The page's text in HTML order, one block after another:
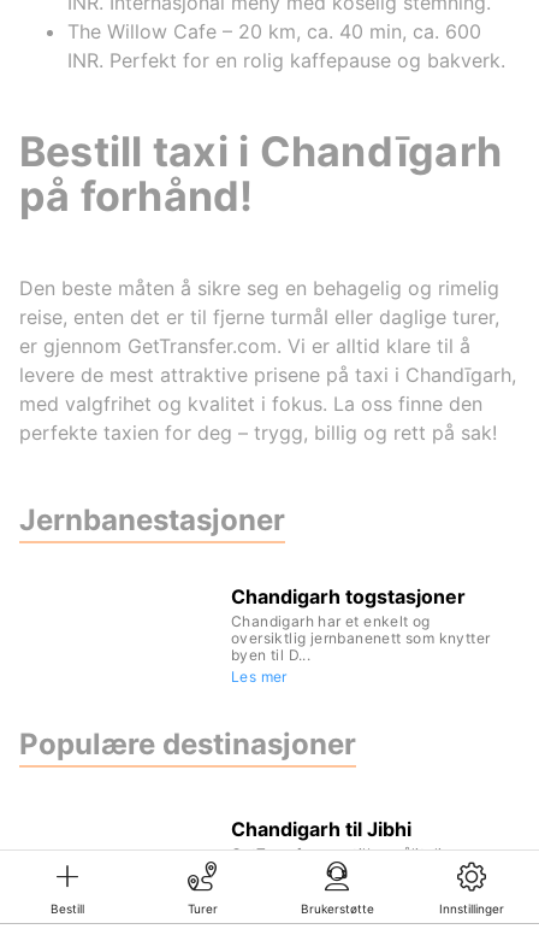
Bestill Turer Brukerstøtte Innstillinger
The Willow Cafe – 20 km, ca. 40 min, ca. 600
INR. Perfekt for en rolig kaffepause og bakverk.
Bestill taxi i Chandīgarh
på forhånd!
Den beste måten å sikre seg en behagelig og rimelig
reise, enten det er til fjerne turmål eller daglige turer,
er gjennom GetTransfer.com. Vi er alltid klare til å
levere de mest attraktive prisene på taxi i Chandīgarh,
med valgfrihet og kvalitet i fokus. La oss finne den
perfekte taxien for deg – trygg, billig og rett på sak!
Jernbanestasjoner
Chandigarh togstasjoner
Chandigarh har et enkelt og
oversiktlig jernbanenett som knytter
byen til D...
Les mer
Populære destinasjoner
Chandigarh til Jibhi
GetTransfer.com tilbyr pålitelige og
fleksible transporttjenester i India, i...